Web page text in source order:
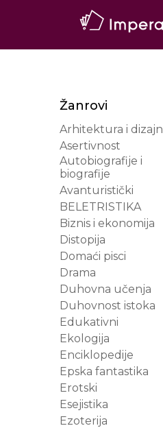
Žanrovi
Arhitektura i dizajn
Asertivnost
Autobiografije i
biografije
Avanturistički
BELETRISTIKA
Biznis i ekonomija
Distopija
Domaći pisci
Drama
Duhovna učenja
Duhovnost istoka
Edukativni
Ekologija
Enciklopedije
Epska fantastika
Erotski
Esejistika
Ezoterija